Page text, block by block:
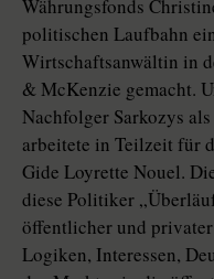
Währungsfonds
politischen Laufbahn
Wirtschaftsanwältin in
& McKenzie gemacht.
Nachfolger Sarkozys
arbeitete in Teilzeit für
Gide Loyrette Nouel.
diese Politiker
öffentlicher und
Logiken, Interessen,